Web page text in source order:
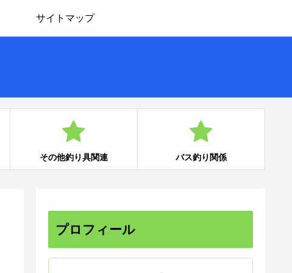
サイトマップ
その他釣り具関連 バス釣り関係
プロフィール